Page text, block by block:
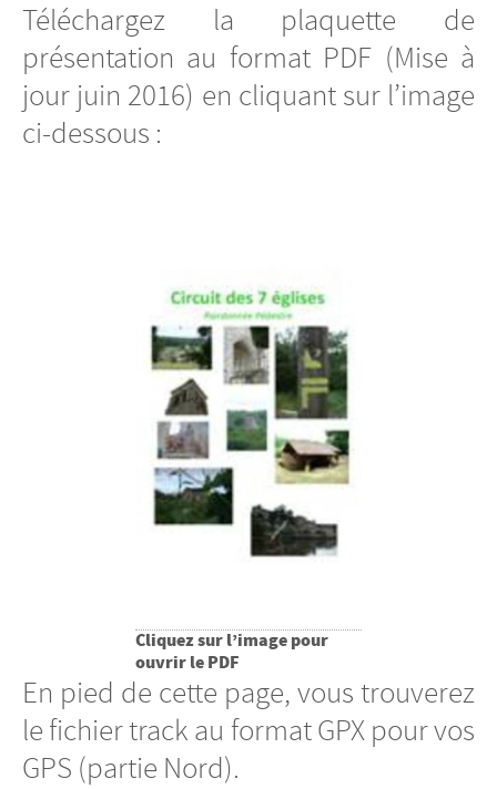
Téléchargez la plaquette de
présentation au format PDF (Mise à
jour juin 2016) en cliquant sur l’image
ci-dessous :
Cliquez sur l’image pour
ouvrir le PDF
En pied de cette page, vous trouverez
le fichier track au format GPX pour vos
GPS (partie Nord).